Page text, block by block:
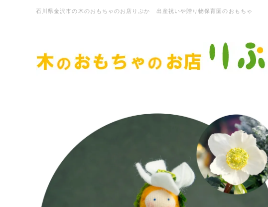
石川県金沢市の木のおもちゃのお店りぷか 出産祝いや贈り物保育園のおもちゃ